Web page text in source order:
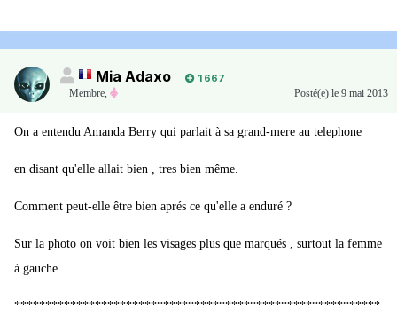
Mia Adaxo
1 667
Membre, Posté(e) le 9 mai 2013
On a entendu Amanda Berry qui parlait à sa grand-mere au telephone
en disant qu'elle allait bien , tres bien même.
Comment peut-elle être bien aprés ce qu'elle a enduré ?
Sur la photo on voit bien les visages plus que marqués , surtout la femme
à gauche.
***********************************************************